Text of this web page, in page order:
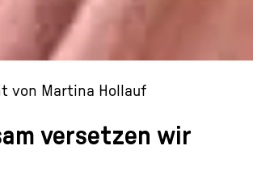
von Martina Hollauf
versetzen wir